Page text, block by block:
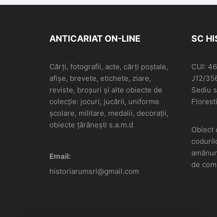
ANTICARIAT ON-LINE
Cărți, fotografii, acte, cărți poștale,
afișe, brevete, etichete, ziare,
reviste, broșuri și alte obiecte de
colecție: jocuri, jucării, uniforme
școlare, militare, medalii, decorații,
obiecte țărănești s.a.m.d
Email:
historiarumsrl@gmail.com
SC
CUI:
J12/
Sediu
Obiect
de